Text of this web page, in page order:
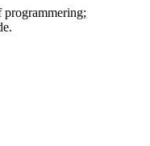
programmering;